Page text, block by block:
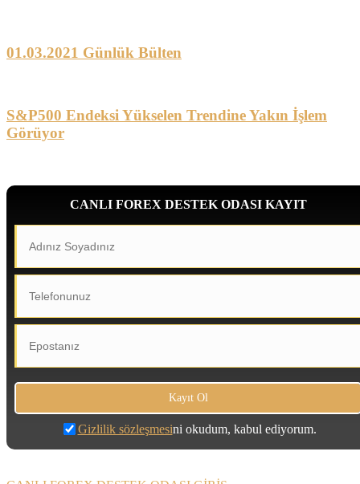
01.03.2021 Günlük Bülten
S&P500 Endeksi Yükselen Trendine Yakın İşlem
Görüyor
CANLI FOREX DESTEK ODASI KAYIT
Gizlilik sözleşmesini okudum, kabul ediyorum.